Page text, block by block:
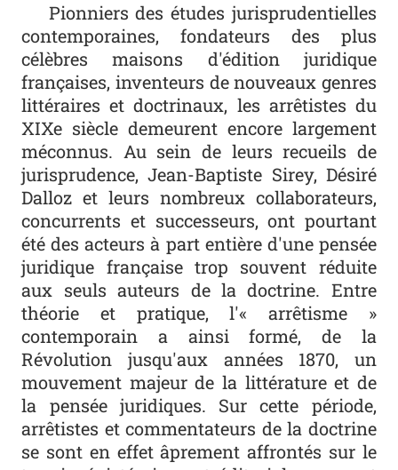
Pionniers des études jurisprudentielles
contemporaines, fondateurs des plus
célèbres maisons d'édition juridique
françaises, inventeurs de nouveaux genres
littéraires et doctrinaux, les arrêtistes du
XIXe siècle demeurent encore largement
méconnus. Au sein de leurs recueils de
jurisprudence, Jean-Baptiste Sirey, Désiré
Dalloz et leurs nombreux collaborateurs,
concurrents et successeurs, ont pourtant
été des acteurs à part entière d'une pensée
juridique française trop souvent réduite
aux seuls auteurs de la doctrine. Entre
théorie et pratique, l'« arrêtisme »
contemporain a ainsi formé, de la
Révolution jusqu'aux années 1870, un
mouvement majeur de la littérature et de
la pensée juridiques. Sur cette période,
arrêtistes et commentateurs de la doctrine
se sont en effet âprement affrontés sur le